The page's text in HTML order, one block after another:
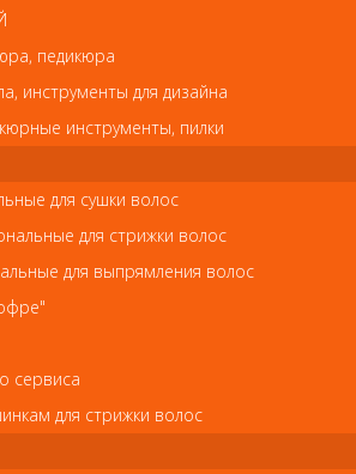
на сайте. Несовпадение внешнего
реального товара с фотографиями и
является показателем ненадлежащего
посмотреть
Арт. PNEC-306-D
педикюра
инструменты для дизайна
инструменты, пилки
для сушки волос
для стрижки волос
для выпрямления волос
сервиса
для стрижки волос